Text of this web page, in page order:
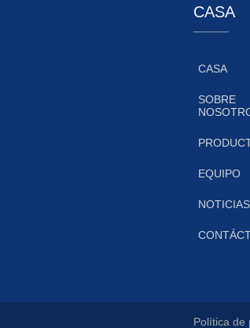
CASA
CASA
SOBRE
EQUIPO
NOTICIAS
Política de